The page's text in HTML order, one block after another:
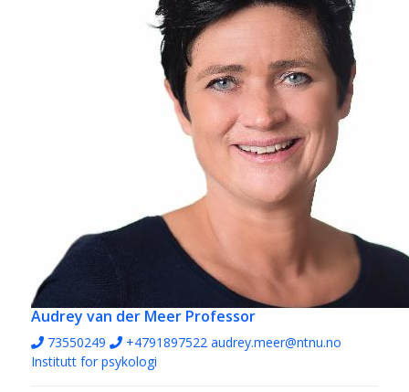
Audrey van der Meer Professor
73550249 +4791897522 audrey.meer@ntnu.no
Institutt for psykologi